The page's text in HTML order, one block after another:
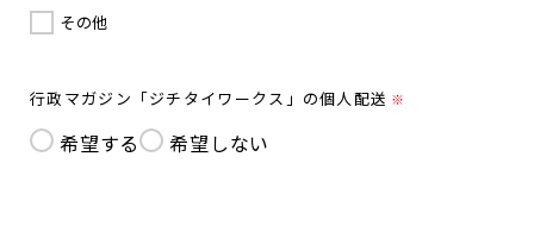
その他
行政マガジン「ジチタイワークス」の個人配送 ※
希望する 希望しない